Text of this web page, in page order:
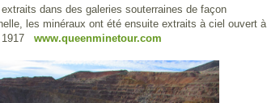
extraits dans des galeries souterraines de façon
les minéraux ont été ensuite extraits à ciel ouvert à
1917 www.queenminetour.com